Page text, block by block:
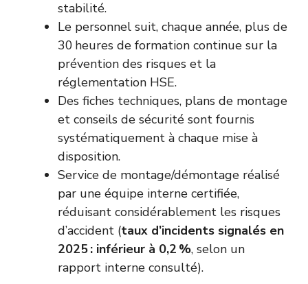
stabilité.
Le personnel suit, chaque année, plus de
30 heures de formation continue sur la
prévention des risques et la
réglementation HSE.
Des fiches techniques, plans de montage
et conseils de sécurité sont fournis
systématiquement à chaque mise à
disposition.
Service de montage/démontage réalisé
par une équipe interne certifiée,
réduisant considérablement les risques
d’accident (taux d’incidents signalés en
2025 : inférieur à 0,2 %, selon un
rapport interne consulté).